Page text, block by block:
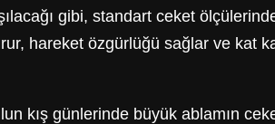
gibi, standart ceket
hareket özgürlüğü sağlar ve kat
kış günlerinde büyük ablamın